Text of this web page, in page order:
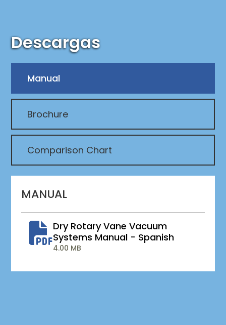
Descargas
Manual
Brochure
Comparison Chart
MANUAL
Dry Rotary Vane Vacuum
Systems Manual - Spanish
4.00 MB